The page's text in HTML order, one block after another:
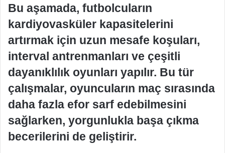
Bu aşamada, futbolcuların
kardiyovasküler kapasitelerini
artırmak için uzun mesafe koşuları,
interval antrenmanları ve çeşitli
dayanıklılık oyunları yapılır. Bu tür
çalışmalar, oyuncuların maç sırasında
daha fazla efor sarf edebilmesini
sağlarken, yorgunlukla başa çıkma
becerilerini de geliştirir.